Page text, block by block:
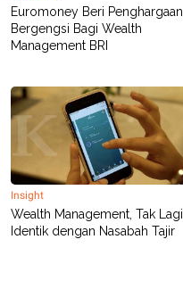
Euromoney Beri Penghargaan
Bergengsi Bagi Wealth
Management BRI
Insight
Wealth Management, Tak Lagi
Identik dengan Nasabah Tajir